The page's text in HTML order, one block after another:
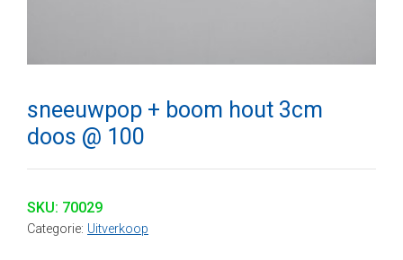
sneeuwpop + boom hout 3cm
doos @ 100
SKU: 70029
Categorie: Uitverkoop